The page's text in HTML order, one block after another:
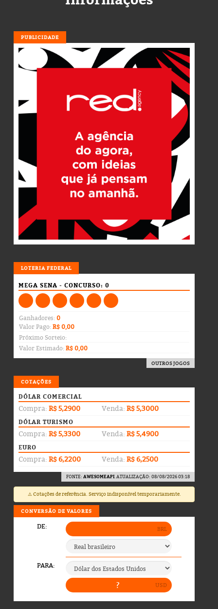
PUBLICIDADE
LOTERIA
MEGA SENA - CONCURSO: 0
LOTERIA FEDERAL
Ganhadores:0
Valor Pago:R$ 0,00
Próximo Sorteio:
Valor Estimado:R$ 0,00
OUTROS JOGOS
COTAÇÕES
DÓLAR COMERCIAL
Compra: R$ 5,2900 Venda: R$ 5,3000
DÓLAR TURISMO
Compra: R$ 5,3300 Venda: R$ 5,4900
EURO
Compra: R$ 6,2200 Venda: R$ 6,2500
FONTE: AWESOMEAPI. ATUALIZAÇÃO: 08/08/2026 03:18
⚠️ Cotações de referência. Serviço indisponível temporariamente.
CONVERSÃO DE VALORES